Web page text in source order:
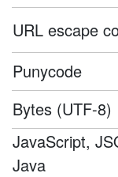
URL escape
Punycode
Bytes (UTF-8)
JavaScript,
Java